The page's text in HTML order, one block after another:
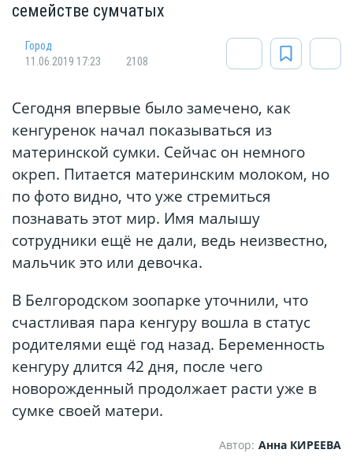
семействе сумчатых
Город
11.06.2019 17:23
2108
Сегодня впервые было замечено, как
кенгуренок начал показываться из
материнской сумки. Сейчас он немного
окреп. Питается материнским молоком, но
по фото видно, что уже стремиться
познавать этот мир. Имя малышу
сотрудники ещё не дали, ведь неизвестно,
мальчик это или девочка.
В Белгородском зоопарке уточнили, что
счастливая пара кенгуру вошла в статус
родителями ещё год назад. Беременность
кенгуру длится 42 дня, после чего
новорожденный продолжает расти уже в
сумке своей матери.
Автор: Анна КИРЕЕВА